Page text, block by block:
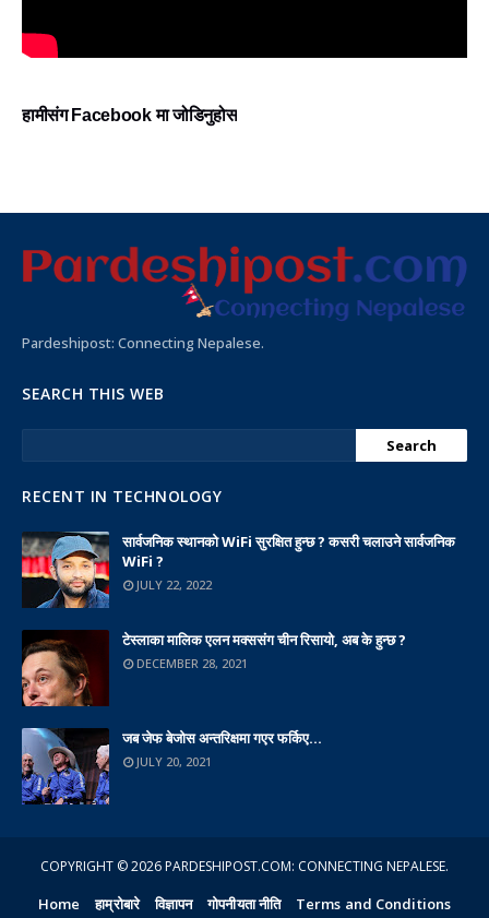
हामीसंग Facebook मा जोडिनुहोस
Pardeshipost: Connecting Nepalese.
SEARCH THIS WEB
RECENT IN TECHNOLOGY
सार्वजनिक स्थानको WiFi सुरक्षित हुन्छ ? कसरी चलाउने सार्वजनिक
WiFi ?
JULY 22, 2022
टेस्लाका मालिक एलन मक्ससंग चीन रिसायो, अब के हुन्छ ?
DECEMBER 28, 2021
जब जेफ बेजोस अन्तरिक्षमा गएर फर्किए...
JULY 20, 2021
COPYRIGHT ©2026PARDESHIPOST.COM: CONNECTING NEPALESE.
Home हाम्रोबारे विज्ञापन गोपनीयता नीति Terms and Conditions